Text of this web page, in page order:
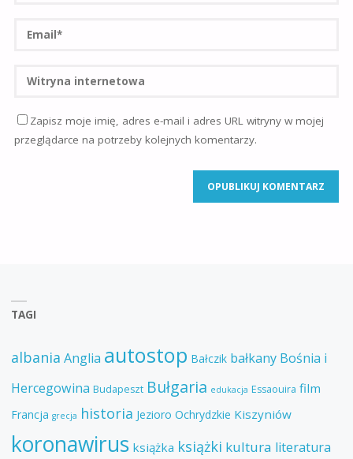
Zapisz moje imię, adres e-mail i adres URL witryny w mojej
przeglądarce na potrzeby kolejnych komentarzy.
TAGI
albania Anglia autostop Bałczik bałkany Bośnia i
Hercegowina Budapeszt Bułgaria edukacja Essaouira film
Francja grecja historia Jezioro Ochrydzkie Kiszyniów
koronawirus książka książki kultura literatura